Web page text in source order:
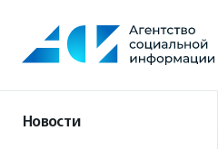
содержанию
Новости